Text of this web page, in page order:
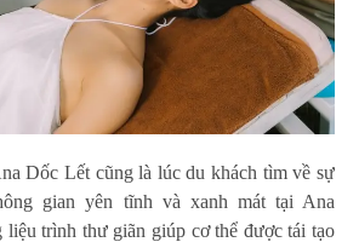
Dốc Lết cũng là lúc du khách tìm về sự
gian yên tĩnh và xanh mát tại Ana
liệu trình thư giãn giúp cơ thể được tái tạo